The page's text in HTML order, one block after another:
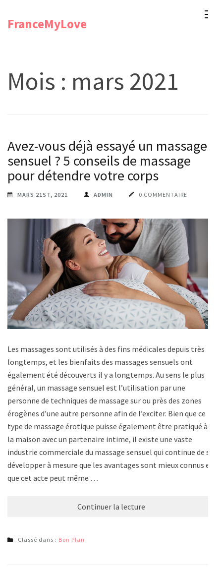
FranceMyLove
Mois : mars 2021
Avez-vous déjà essayé un massage
sensuel ? 5 conseils de massage
pour détendre votre corps
MARS 21ST, 2021 ADMIN 0 COMMENTAIRE
Les massages sont utilisés à des fins médicales depuis très
longtemps, et les bienfaits des massages sensuels ont
également été découverts il y a longtemps. Au sens le plus
général, un massage sensuel est l’utilisation par une
personne de techniques de massage sur ou près des zones
érogènes d’une autre personne afin de l’exciter. Bien que ce
type de massage érotique puisse également être pratiqué à
la maison avec un partenaire intime, il existe une vaste
industrie commerciale du massage sensuel qui continue de se
développer à mesure que les avantages sont mieux connus et
que cet acte peut même …
Continuer la lecture
Classé dans : Bon Plan